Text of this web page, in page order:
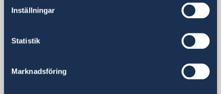
Inställningar
Statistik
Marknadsföring
Swedish consulates